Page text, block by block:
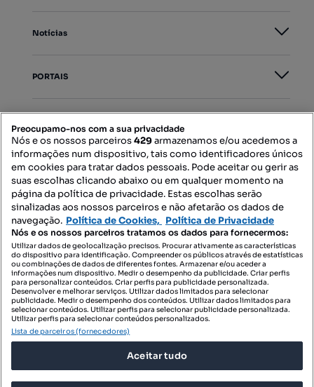
Notícias
PORTAIS
Contacte-nos
SIGA-NOS:
DESCARREGAR NA:
© 2026 Imovirtual.com, OLX Portugal, S.A.
Preocupamo-nos com a sua privacidade
Nós e os nossos parceiros429armazenamos e/ou acedemos a
informações num dispositivo, tais como identificadores únicos
em cookies para tratar dados pessoais. Pode aceitar ou gerir as
suas escolhas clicando abaixo ou em qualquer momento na
página da política de privacidade. Estas escolhas serão
sinalizadas aos nossos parceiros e não afetarão os dados de
navegação. Política de Cookies, Política de Privacidade
Nós e os nossos parceiros tratamos os dados para fornecermos:
Utilizar dados de geolocalização precisos. Procurar ativamente as características
do dispositivo para identificação. Compreender os públicos através de estatísticas
ou combinações de dados de diferentes fontes. Armazenar e/ou aceder a
informações num dispositivo. Medir o desempenho da publicidade. Criar perfis
para personalizar conteúdos. Criar perfis para publicidade personalizada.
Desenvolver e melhorar serviços. Utilizar dados limitados para selecionar
publicidade. Medir o desempenho dos conteúdos. Utilizar dados limitados para
selecionar conteúdos. Utilizar perfis para selecionar publicidade personalizada.
Utilizar perfis para selecionar conteúdos personalizados.
Lista de parceiros (fornecedores)
Aceitar tudo